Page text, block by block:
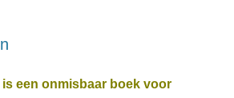
een onmisbaar boek voor